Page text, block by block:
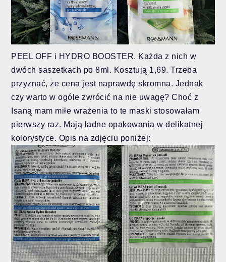
PEEL OFF i HYDRO BOOSTER. Każda z nich w
dwóch saszetkach po 8ml. Kosztują 1,69. Trzeba
przyznać, że cena jest naprawdę skromna. Jednak
czy warto w ogóle zwrócić na nie uwagę? Choć z
Isaną mam miłe wrażenia to te maski stosowałam
pierwszy raz. Mają ładne opakowania w delikatnej
kolorystyce. Opis na zdjęciu poniżej: